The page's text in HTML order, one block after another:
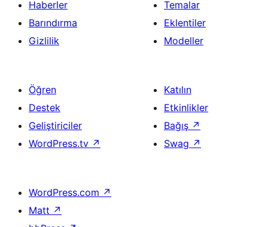
Haberler
Barındırma
Gizlilik
Temalar
Eklentiler
Modeller
Öğren
Destek
Geliştiriciler
WordPress.tv ↗
Katılın
Etkinlikler
Bağış ↗
Swag ↗
WordPress.com ↗
Matt ↗